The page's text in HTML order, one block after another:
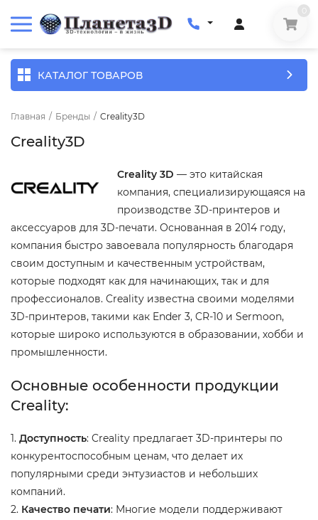
КАТАЛОГ ТОВАРОВ
Главная / Бренды / Creality3D
Creality3D
Creality 3D — это китайская
компания, специализирующаяся на
производстве 3D-принтеров и
аксессуаров для 3D-печати. Основанная в 2014 году,
компания быстро завоевала популярность благодаря
своим доступным и качественным устройствам,
которые подходят как для начинающих, так и для
профессионалов. Creality известна своими моделями
3D-принтеров, такими как Ender 3, CR-10 и Sermoon,
которые широко используются в образовании, хобби и
промышленности.
Основные особенности продукции
Creality:
1. Доступность: Creality предлагает 3D-принтеры по
конкурентоспособным ценам, что делает их
популярными среди энтузиастов и небольших
компаний.
2. Качество печати: Многие модели поддерживают